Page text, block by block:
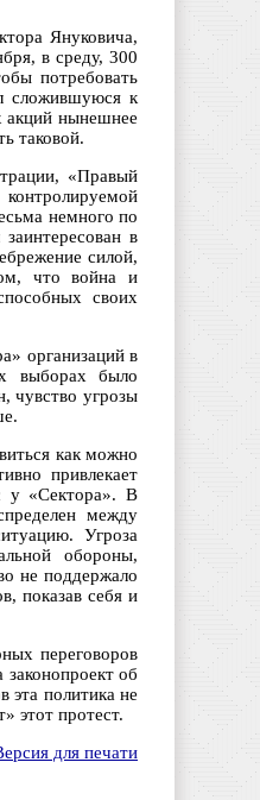
Януковича,
в среду, 300
потребовать
сложившуюся к
акций нынешнее
таковой.
«Правый
немного по
в
силой,
что война и
своих
организаций в
выборах было
чувство угрозы
как можно
привлекает
у «Сектора». В
между
Угроза
обороны,
не поддержало
показав себя и
переговоров
об
эта политика не
этот протест.
для печати